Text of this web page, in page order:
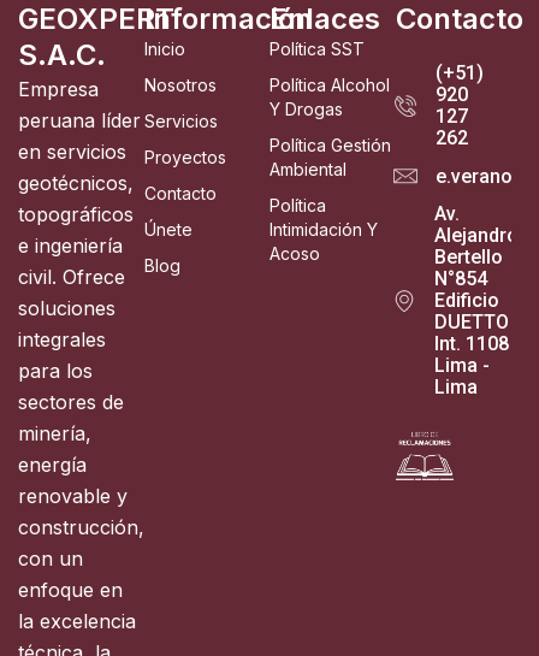
GEOXPERT
S.A.C.
Empresa
peruana líder
en servicios
geotécnicos,
topográficos
e ingeniería
civil. Ofrece
soluciones
integrales
para los
sectores de
minería,
energía
renovable y
construcción,
con un
enfoque en
la excelencia
Información
Inicio
Nosotros
Servicios
Proyectos
Contacto
Únete
Blog
Enlaces
Política SST
Política Alcohol
Y Drogas
Política Gestión
Ambiental
Política
Intimidación Y
Acoso
Contacto
(+51)
920
127
262
Av.
Alejandro
Bertello
N°854
Edificio
DUETTO
Int. 1108
Lima -
Lima